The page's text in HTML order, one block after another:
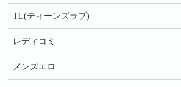
TL(ティーンズラブ)
レディコミ
メンズエロ